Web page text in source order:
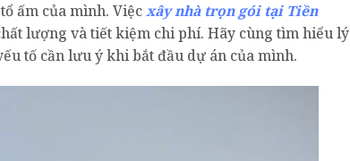
ấm của mình. Việcxây nhà trọn gói tại Tiền
lượng và tiết kiệm chi phí. Hãy cùng tìm hiểu lý
tố cần lưu ý khi bắt đầu dự án của mình.